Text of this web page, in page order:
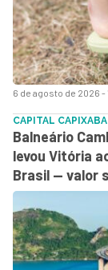
6 de agosto de 2026 -
CAPITAL
Balneário
levou Vitória
Brasil — valor